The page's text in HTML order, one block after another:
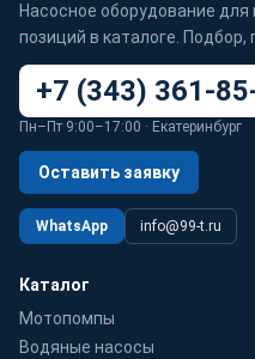
Насосное оборудование
позиций в каталоге. Подбор,
+7 (343) 361-
Пн–Пт 9:00–17:00 · Екатеринбург
Оставить заявку
WhatsApp info@99-t.ru
Каталог
Мотопомпы
Водяные насосы